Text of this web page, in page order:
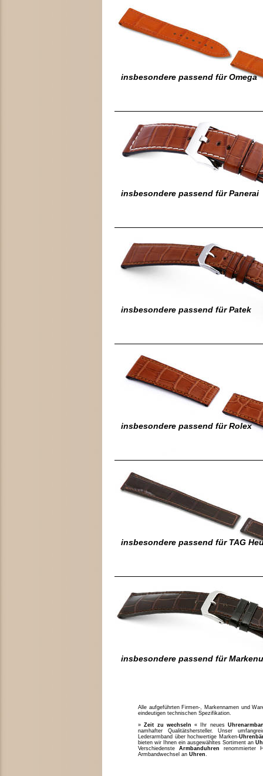
insbesondere passend für Omega
insbesondere passend für Panerai
insbesondere passend für Patek
insbesondere passend für Rolex
insbesondere passend für TAG
insbesondere passend für
Alle aufgeführten Firmen-, Markennamen und
eindeutigen technischen Spezifikation.
»Zeit zu wechseln « Ihr neues
namhafter Qualitätshersteller. Unser
Lederarmband über hochwertige Marken-
bieten wir Ihnen ein ausgewähltes Sortiment an
Verschiedenste Armbanduhren renommierter
Armbandwechsel an Uhren.